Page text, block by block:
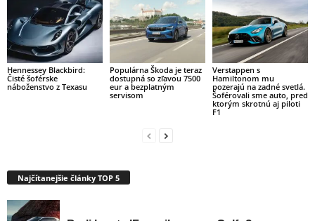
Hennessey Blackbird:
Čisté šoférske
náboženstvo z Texasu
Populárna Škoda je teraz
dostupná so zľavou 7500
eur a bezplatným
servisom
Verstappen s
Hamiltonom mu
pozerajú na zadné svetlá.
Šoférovali sme auto, pred
ktorým skrotnú aj piloti
F1
Najčítanejšie články TOP 5